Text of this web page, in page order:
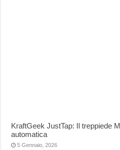
KraftGeek JustTap: Il treppiede
automatica
5 Gennaio, 2026